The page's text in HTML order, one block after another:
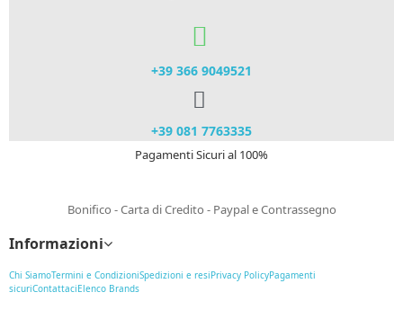
+39 366 9049521​
+39 081 7763335
Pagamenti Sicuri al 100%
Bonifico - Carta di Credito - Paypal e Contrassegno
Informazioni
Chi SiamoTermini e CondizioniSpedizioni e resiPrivacy PolicyPagamenti
sicuriContattaciElenco Brands